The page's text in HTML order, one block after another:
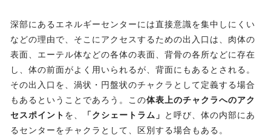
深部にあるエネルギーセンターには直接意識を集中しにくい
などの理由で、そこにアクセスするための出入口は、肉体の
表面、エーテル体などの各体の表面、背骨の各所などに存在
し、体の前面がよく用いられるが、背面にもあるとされる。
その出入口を、渦状・円盤状のチャクラとして定義する場合
もあるということであろう。この体表上のチャクラへのアク
セスポイント を、 「クシェートラム」
と呼び、体の内部にあ
るセンターをチャクラとして、区別する場合もある。